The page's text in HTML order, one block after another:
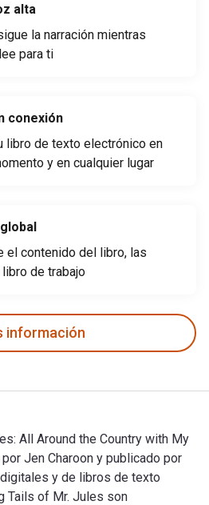
alta
la narración mientras
para ti
conexión
libro de texto electrónico en
y en cualquier lugar
el contenido del libro, las
de trabajo
información
All Around the Country with My
Jen Charoon y publicado por
y de libros de texto
Tails of Mr. Jules son